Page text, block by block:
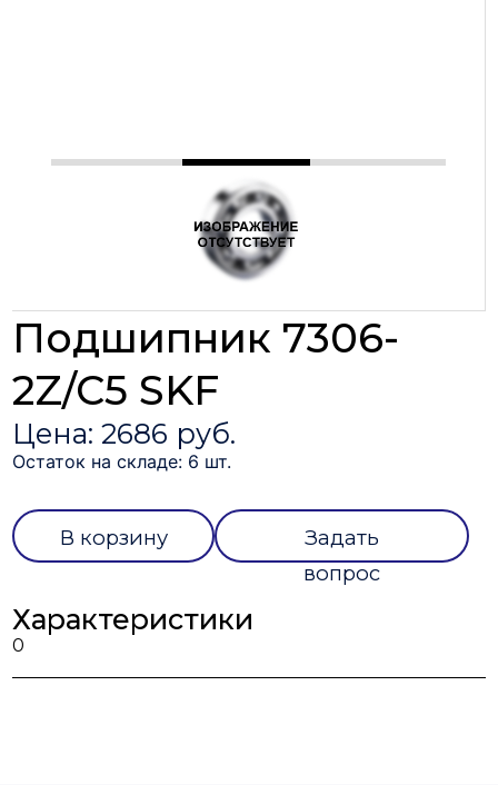
Подшипник 7306-
2Z/C5 SKF
Цена: 2686 руб.
Остаток на складе: 6 шт.
В корзину
Задать
вопрос
Характеристики
0